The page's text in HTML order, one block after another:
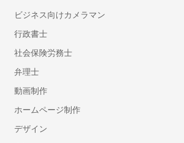
離職防止・定着率向上ツール
360度評価・多面評価システム
社食サービス
採用代行・採用アウトソーシング(RPO)
人材紹介サービス(中途採用)
顧問紹介サービス
ビジネス向けカメラマン
行政書士
社会保険労務士
弁理士
動画制作
ホームページ制作
デザイン